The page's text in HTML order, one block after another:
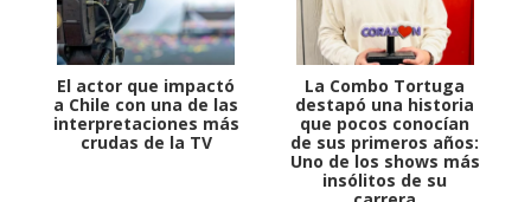
El actor que impactó
a Chile con una de las
interpretaciones más
crudas de la TV
La Combo Tortuga
destapó una historia
que pocos conocían
de sus primeros años:
Uno de los shows más
insólitos de su